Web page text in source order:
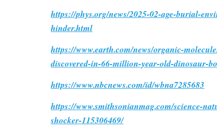
https://phys.org/news/2025-02-age-burial-
hinder.html
https://www.earth.com/news/organic-
discovered-in-66-million-year-old-dinosaur-
https://www.nbcnews.com/id/wbna7285683
https://www.smithsonianmag.com/science-
shocker-115306469/